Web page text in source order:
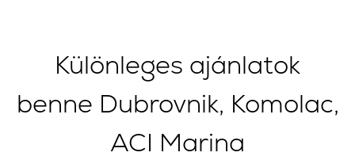
Különleges ajánlatok
benne Dubrovnik, Komolac,
ACI Marina